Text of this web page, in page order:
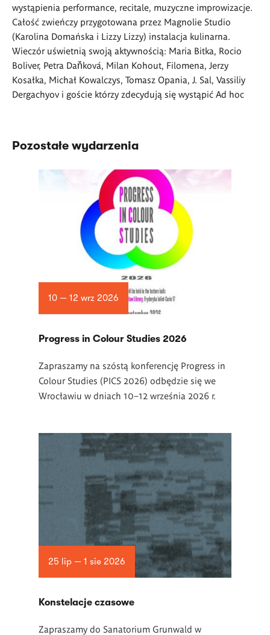
wystąpienia performance, recitale, muzyczne improwizacje.
Całość zwieńczy przygotowana przez Magnolie Studio
(Karolina Domańska i Lizzy Lizzy) instalacja kulinarna.
Wieczór uświetnią swoją aktywnością: Maria Bitka, Rocio
Boliver, Petra Daňková, Milan Kohout, Filomena, Jerzy
Kosałka, Michał Kowalczys, Tomasz Opania, J. Sal , Vassiliy
Dergachyov i goście którzy zdecydują się wystąpić Ad hoc
Pozostałe wydarzenia
10 — 12 wrz 2026
Progress in Colour Studies 2026
Zapraszamy na szóstą konferencję Progress in
Colour Studies (PICS 2026) odbędzie się we
Wrocławiu w dniach 10–12 września 2026 r.
25 lip — 1 sie 2026
Konstelacje czasowe
Zapraszamy do Sanatorium Grunwald w